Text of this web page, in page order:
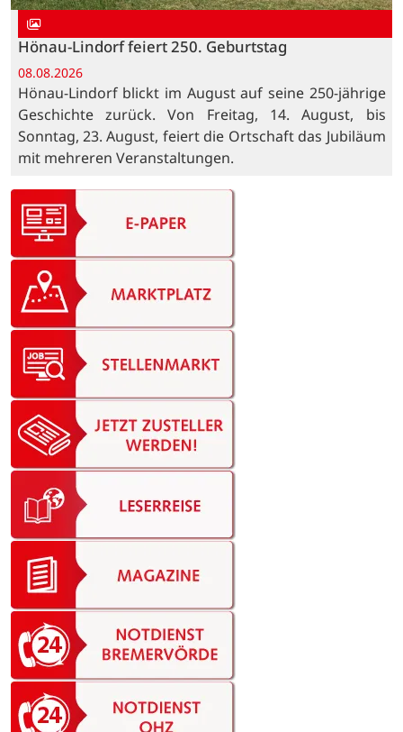
Hönau-Lindorf feiert 250. Geburtstag
08.08.2026
Hönau-Lindorf blickt im August auf seine 250-jährige
Geschichte zurück. Von Freitag, 14. August, bis
Sonntag, 23. August, feiert die Ortschaft das Jubiläum
mit mehreren Veranstaltungen.